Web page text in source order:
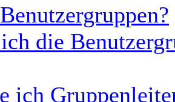
die
ich